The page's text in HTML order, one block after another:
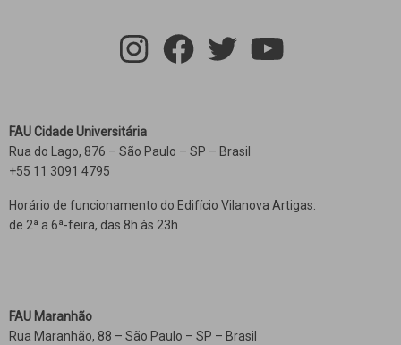
FAU Cidade Universitária
Rua do Lago, 876 – São Paulo – SP – Brasil
+55 11 3091 4795
Horário de funcionamento do Edifício Vilanova Artigas:
de 2ª a 6ª-feira, das 8h às 23h
FAU Maranhão
Rua Maranhão, 88 – São Paulo – SP – Brasil